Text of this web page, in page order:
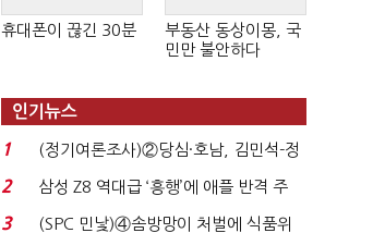
휴대폰이 끊긴 30분
부동산 동상이몽, 국
민만 불안하다
인기뉴스
1
(정기여론조사)②당심·호남, 김민석-정
청래 '초접전'...
2
삼성 Z8 역대급 ‘흥행’에 애플 반격 주
목…9월 ‘폴...
3
(SPC 민낯)④솜방망이 처벌에 식품위